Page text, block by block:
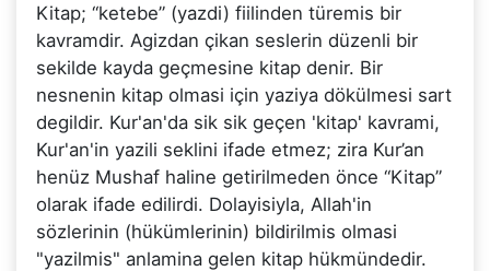
Kitap; “ketebe” (yazdi) fiilinden türemis bir
kavramdir. Agizdan çikan seslerin düzenli bir
sekilde kayda geçmesine kitap denir. Bir
nesnenin kitap olmasi için yaziya dökülmesi sart
degildir. Kur'an'da sik sik geçen 'kitap' kavrami,
Kur'an'in yazili seklini ifade etmez; zira Kur’an
henüz Mushaf haline getirilmeden önce “Kitap”
olarak ifade edilirdi. Dolayisiyla, Allah'in
sözlerinin (hükümlerinin) bildirilmis olmasi
"yazilmis" anlamina gelen kitap hükmündedir.